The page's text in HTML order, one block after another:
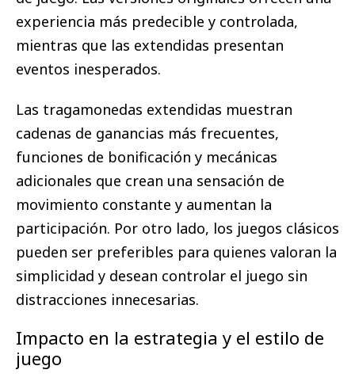
experiencia más predecible y controlada,
mientras que las extendidas presentan
eventos inesperados.
Las tragamonedas extendidas muestran
cadenas de ganancias más frecuentes,
funciones de bonificación y mecánicas
adicionales que crean una sensación de
movimiento constante y aumentan la
participación. Por otro lado, los juegos clásicos
pueden ser preferibles para quienes valoran la
simplicidad y desean controlar el juego sin
distracciones innecesarias.
Impacto en la estrategia y el estilo de
juego